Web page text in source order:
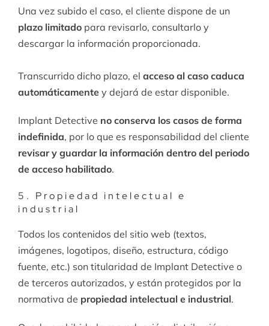
Una vez subido el caso, el cliente dispone de un
plazo limitado para revisarlo, consultarlo y
descargar la información proporcionada.
Transcurrido dicho plazo, el acceso al caso caduca
automáticamente y dejará de estar disponible.
Implant Detective no conserva los casos de forma
indefinida, por lo que es responsabilidad del cliente
revisar y guardar la información dentro del periodo
de acceso habilitado.
5. Propiedad intelectual e
industrial
Todos los contenidos del sitio web (textos,
imágenes, logotipos, diseño, estructura, código
fuente, etc.) son titularidad de Implant Detective o
de terceros autorizados, y están protegidos por la
normativa de propiedad intelectual e industrial.